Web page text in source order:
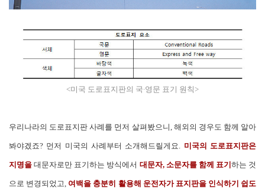
<미국 도로표지판의 국∙영문 표기 원칙>
우리나라의 도로표지판 사례를 먼저 살펴봤으니, 해외의 경우도 함께 알아
봐야겠죠? 먼저 미국의 사례부터 소개해드릴게요. 미국의 도로표지판은
지명을 대문자로만 표기하는 방식에서 대문자, 소문자를 함께 표기 하는 것
으로 변경되었고, 여백을 충분히 활용해 운전자가 표지판을 인식하기 쉽도